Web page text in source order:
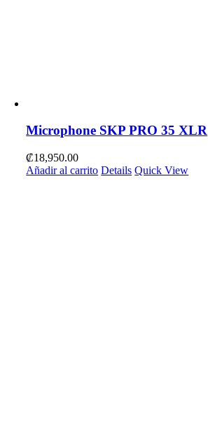
Microphone SKP PRO 35 XLR
₡18,950.00
Añadir al carrito Details Quick View